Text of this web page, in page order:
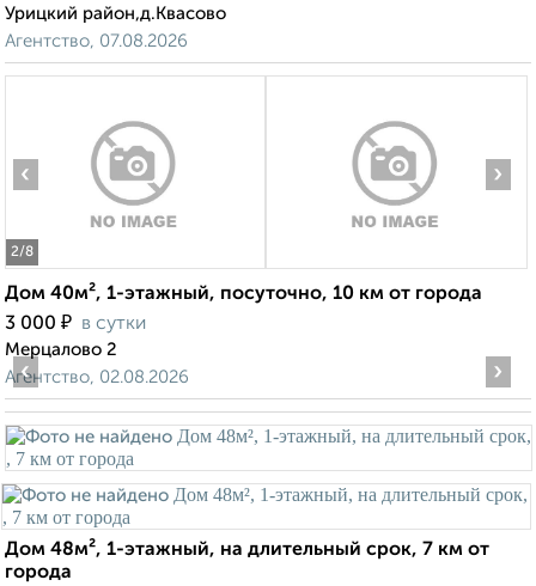
Урицкий район,д.Квасово
Агентство, 07.08.2026
2/8
‹ ›
Дом 40м², 1-этажный, посуточно, 10 км от города
3 000 ₽ в сутки
Мерцалово 2
Агентство, 02.08.2026
‹ ›
Дом 48м², 1-этажный, на длительный срок, 7 км от
города